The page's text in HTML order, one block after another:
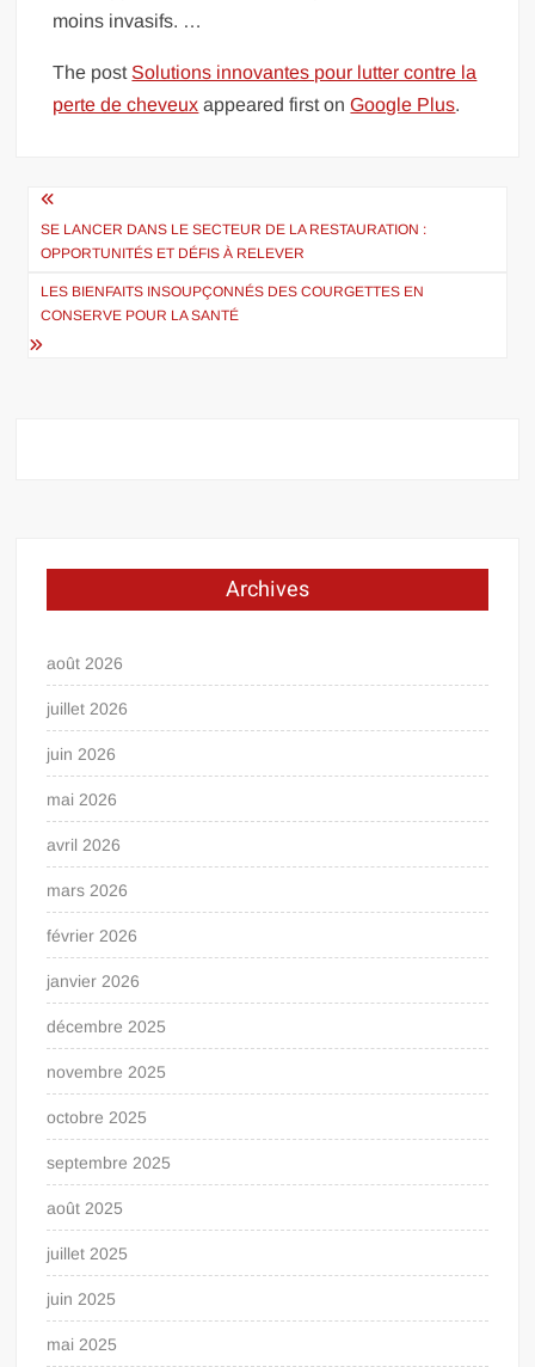
moins invasifs. …
The post Solutions innovantes pour lutter contre la
perte de cheveux appeared first onGoogle Plus.
Navigation
de
l’article
SE LANCER DANS LE SECTEUR DE LA RESTAURATION :
OPPORTUNITÉS ET DÉFIS À RELEVER
LES BIENFAITS INSOUPÇONNÉS DES COURGETTES EN
CONSERVE POUR LA SANTÉ
Archives
août 2026
juillet 2026
juin 2026
mai 2026
avril 2026
mars 2026
février 2026
janvier 2026
décembre 2025
novembre 2025
octobre 2025
septembre 2025
août 2025
juillet 2025
juin 2025
mai 2025